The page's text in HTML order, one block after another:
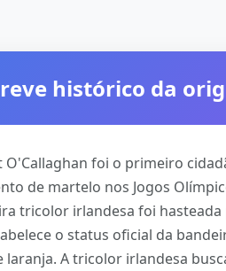
histórico da
O'Callaghan foi o primeiro
de martelo nos Jogos
tricolor irlandesa foi
o status oficial da
laranja. A tricolor irlandesa